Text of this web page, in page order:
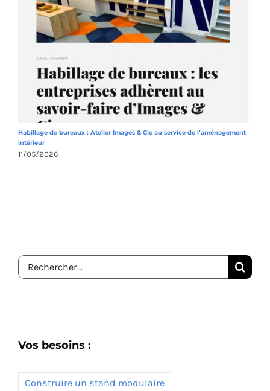
Habillage de bureaux : Atelier Images & Cie au service de l’aménagement
intérieur
11/05/2026
Rechercher:
Vos besoins :
Construire un stand modulaire